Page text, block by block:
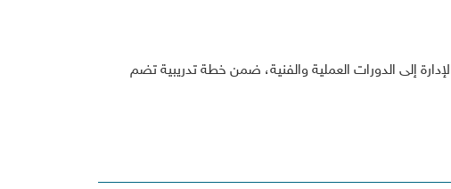
إلى الدورات العملية والفنية، ضمن خطة تدريبية تض